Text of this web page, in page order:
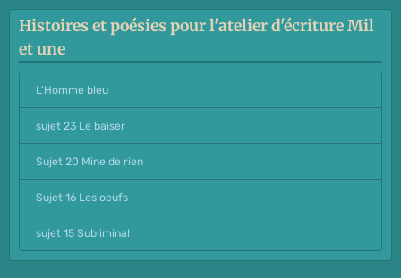
Histoires et poésies pour l'atelier d'écriture Mil
et une
L'Homme bleu
sujet 23 Le baiser
Sujet 20 Mine de rien
Sujet 16 Les oeufs
sujet 15 Subliminal